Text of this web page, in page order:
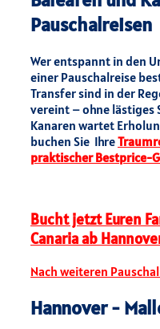
Pauschalreisen
Wer entspannt in den
einer Pauschalreise
Transfer sind in der
vereint – ohne lästiges
Kanaren wartet
buchen Sie Ihre
praktischer Bestprice-
Bucht jetzt Euren
Canaria ab
Nach weiteren
Hannover -